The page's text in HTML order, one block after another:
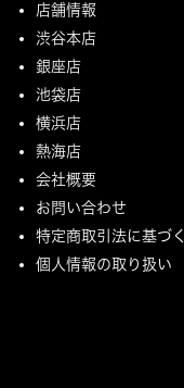
店舗情報
渋谷本店
銀座店
池袋店
横浜店
熱海店
会社概要
お問い合わせ
特定商取引法に基づ
個人情報の取り扱い